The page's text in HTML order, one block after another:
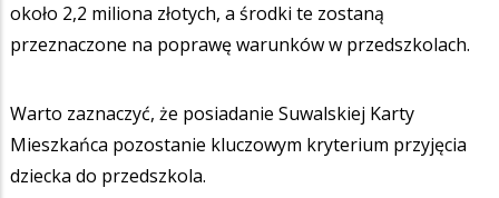
około 2,2 miliona złotych, a środki te zostaną
przeznaczone na poprawę warunków w przedszkolach.
Warto zaznaczyć, że posiadanie Suwalskiej Karty
Mieszkańca pozostanie kluczowym kryterium przyjęcia
dziecka do przedszkola.